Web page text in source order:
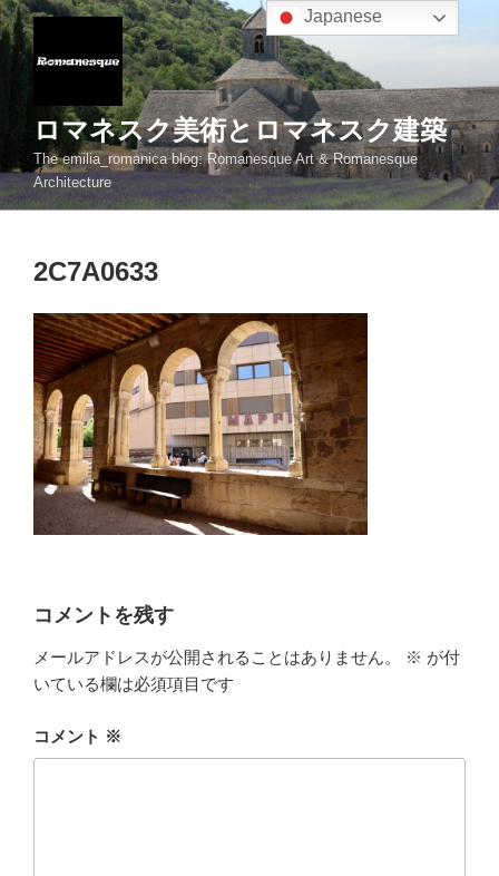
コ
ン
ス
キ
ロマネスク美術とロマネスク建築
The emilia_romanica blog: Romanesque Art & Romanesque
Architecture
2C7A0633
コメントを残す
メールアドレスが公開されることはありません。 ※ が付
いている欄は必須項目です
コメント ※
Japanese